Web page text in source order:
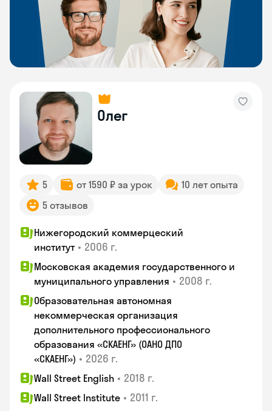
Олег
5 от 1590 ₽ за урок
10 лет опыта
5 отзывов
Нижегородский коммерцеский
институт • 2006 г.
Московская академия государственного и
муниципального управления • 2008 г.
Образовательная автономная
некоммерческая организация
дополнительного профессионального
образования «СКАЕНГ» (ОАНО ДПО
«СКАЕНГ») • 2026 г.
Wall Street English • 2018 г.
Wall Street Institute • 2011 г.